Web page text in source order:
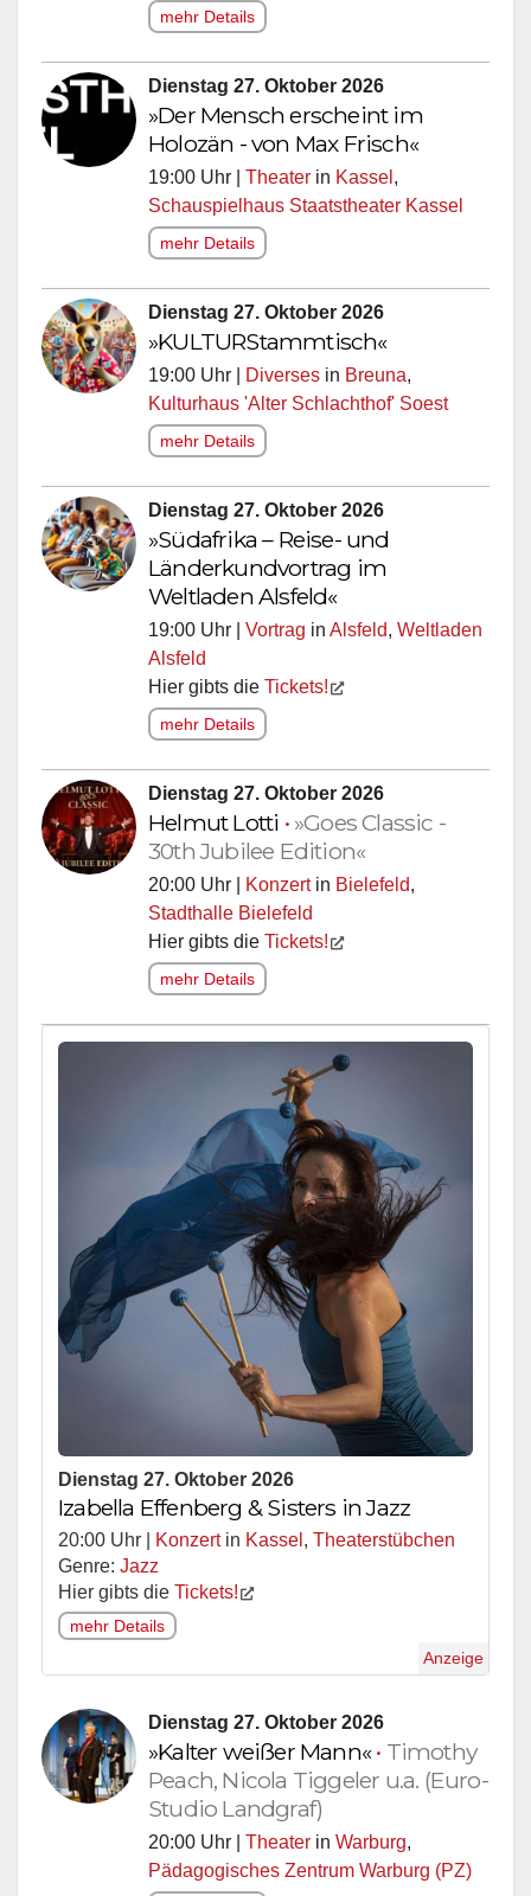
mehr Details
Dienstag 27. Oktober 2026
»Der Mensch erscheint im
Holozän - von Max Frisch«
19:00 Uhr | Theater in Kassel ,
Schauspielhaus Staatstheater Kassel
mehr Details
Dienstag 27. Oktober 2026
»KULTURStammtisch«
19:00 Uhr | Diverses in Breuna,
Kulturhaus 'Alter Schlachthof' Soest
mehr Details
Dienstag 27. Oktober 2026
»Südafrika – Reise- und
Länderkundvortrag im
Weltladen Alsfeld«
19:00 Uhr | Vortrag in Alsfeld, Weltladen
Alsfeld
Hier gibts die Tickets!
mehr Details
Dienstag 27. Oktober 2026
Helmut Lotti • »Goes Classic -
30th Jubilee Edition«
20:00 Uhr | Konzertin Bielefeld,
Stadthalle Bielefeld
Hier gibts die Tickets!
mehr Details
Dienstag 27. Oktober 2026
Izabella Effenberg & Sisters in Jazz
20:00 Uhr | Konzertin Kassel , Theaterstübchen
Genre: Jazz
Hier gibts die Tickets!
mehr Details
Anzeige
Dienstag 27. Oktober 2026
»Kalter weißer Mann«• Timothy
Peach, Nicola Tiggeler u.a. (Euro-
Studio Landgraf)
20:00 Uhr | Theater in Warburg,
Pädagogisches Zentrum Warburg (PZ)